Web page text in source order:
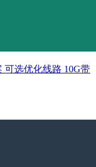
可选优化线路 10G带